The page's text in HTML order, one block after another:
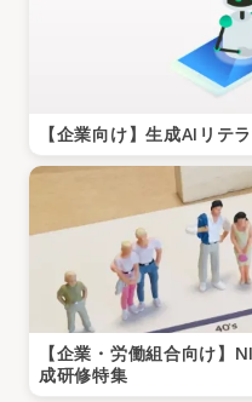
【企業向け】生成AIリテ
【企業・労働組合向け】
成研修特集